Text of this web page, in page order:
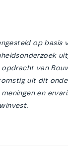
op basis
opdracht van
uit dit
en